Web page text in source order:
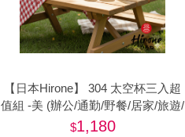
【日本Hirone】 304 太空杯三入超
值組 -美 (辦公/通勤/野餐/居家/旅遊/
登山/露營)
1,180